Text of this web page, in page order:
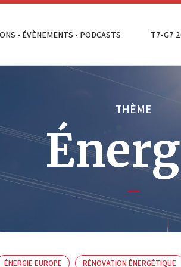
- ÉVÈNEMENTS - PODCASTS T7-G7
THÈME
ÉNERGIE EUROPE RÉNOVATION ÉNERGÉTIQUE